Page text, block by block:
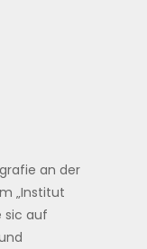
an der
„Institut
sic auf